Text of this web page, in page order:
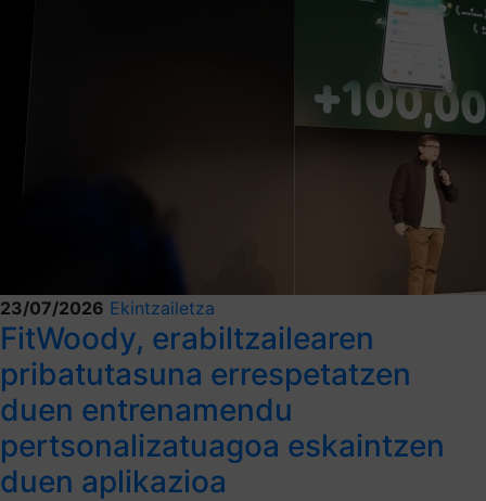
23/07/2026 Ekintzailetza
FitWoody, erabiltzailearen
pribatutasuna errespetatzen
duen entrenamendu
pertsonalizatuagoa eskaintzen
duen aplikazioa